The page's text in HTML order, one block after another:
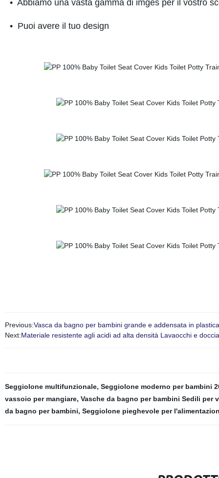
• Abbiamo una vasta gamma di imges per il vostro
• Puoi avere il tuo design
Previous:Vasca da bagno per bambini grande e addensata in
Next:Materiale resistente agli acidi ad alta densità Lavaocchi e
Seggiolone multifunzionale, Seggiolone moderno per bambini
vassoio per mangiare, Vasche da bagno per bambini Sedili per
da bagno per bambini, Seggiolone pieghevole per